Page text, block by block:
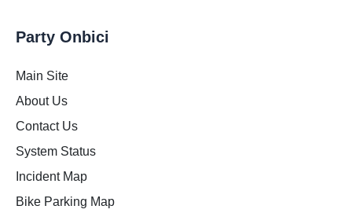
Party Onbici
Main Site
About Us
Contact Us
System Status
Incident Map
Bike Parking Map